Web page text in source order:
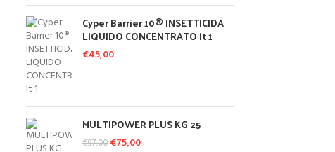
Cyper Barrier 10® INSETTICIDA
LIQUIDO CONCENTRATO lt 1
€45,00
MULTIPOWER PLUS KG 25
€97,00 Il prezzo originale era: €97,00.
€75,00